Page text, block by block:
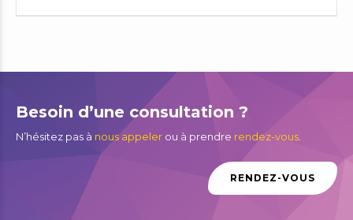
Besoin d’une consultation ?
N’hésitez pas à nous appeler ou à prendre rendez-vous
RENDEZ-VOUS